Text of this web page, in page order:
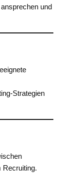
und
Strategien
Recruiting.